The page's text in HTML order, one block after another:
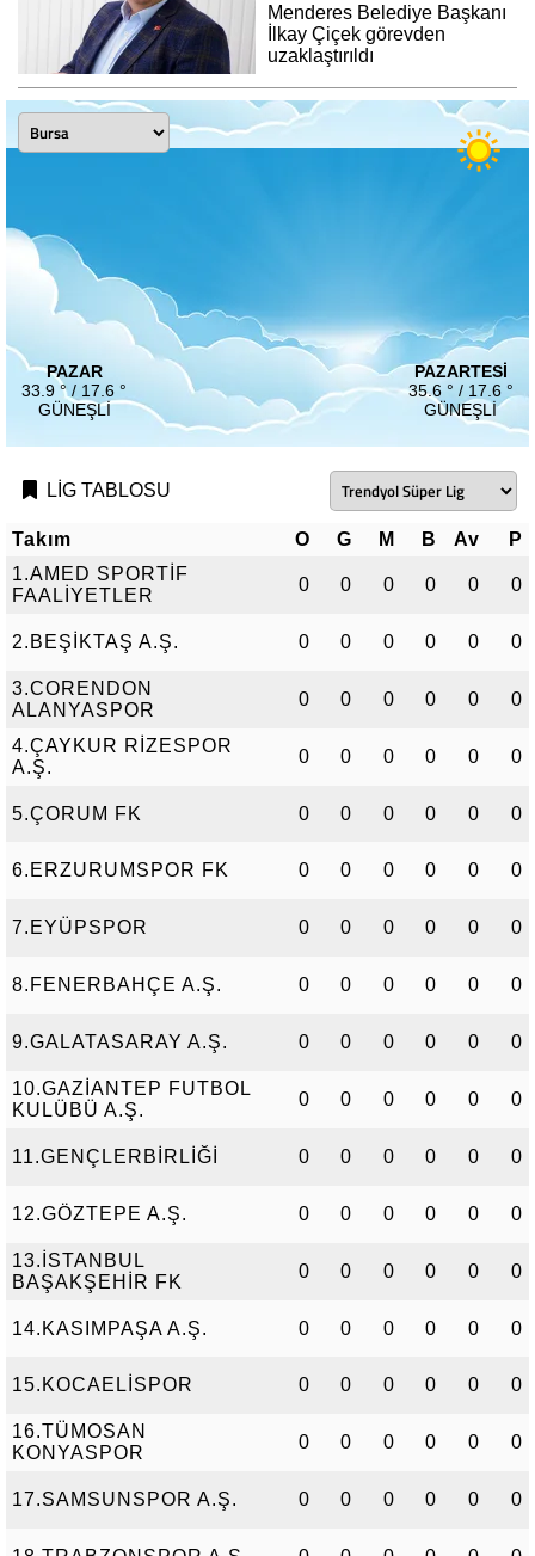
Menderes Belediye Başkanı
İlkay Çiçek görevden
uzaklaştırıldı
PAZAR
33.9 ° / 17.6 °
GÜNEŞLI
PAZARTESI
35.6 ° / 17.6 °
GÜNEŞLI
LİG TABLOSU
Takım O G M B Av
P
1.AMED SPORTİF
FAALİYETLER
0 0 0 0 0 0
2.BEŞİKTAŞ A.Ş. 0 0 0 0 0 0
3.CORENDON
ALANYASPOR
0 0 0 0 0 0
4.ÇAYKUR RİZESPOR
A.Ş.
0 0 0 0 0 0
5.ÇORUM FK 0 0 0 0 0 0
6.ERZURUMSPOR FK 0 0 0 0 0 0
7.EYÜPSPOR 0 0 0 0 0 0
8.FENERBAHÇE A.Ş. 0 0 0 0 0 0
9.GALATASARAY A.Ş. 0 0 0 0 0 0
10.GAZİANTEP FUTBOL
KULÜBÜ A.Ş.
0 0 0 0 0 0
11.GENÇLERBİRLİĞİ 0 0 0 0 0 0
12.GÖZTEPE A.Ş. 0 0 0 0 0 0
13.İSTANBUL
BAŞAKŞEHİR FK
0 0 0 0 0 0
14.KASIMPAŞA A.Ş. 0 0 0 0 0 0
15.KOCAELİSPOR 0 0 0 0 0 0
16.TÜMOSAN
KONYASPOR
0 0 0 0 0 0
17.SAMSUNSPOR A.Ş. 0 0 0 0 0 0